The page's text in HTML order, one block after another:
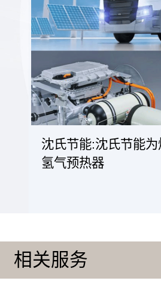
沈氏节能:沈氏节能
氢气预热器
相关服务